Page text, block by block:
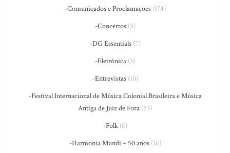
-Comunicados e Proclamações(174)
-Concertos(5)
-DG Essentials(7)
-Eletrônica (3)
-Entrevistas(10)
-Festival Internacional de Música Colonial Brasileira e Música
Antiga de Juiz de Fora (23)
-Folk(5)
-Harmonia Mundi – 50 anos(16)